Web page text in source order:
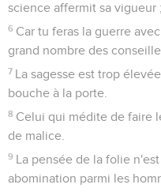
science affermit sa vigueur ;
6 Car tu feras la guerre
grand nombre des
7 La sagesse est trop
bouche à la porte.
8 Celui qui médite de faire
de malice.
9 La pensée de la folie
abomination parmi les